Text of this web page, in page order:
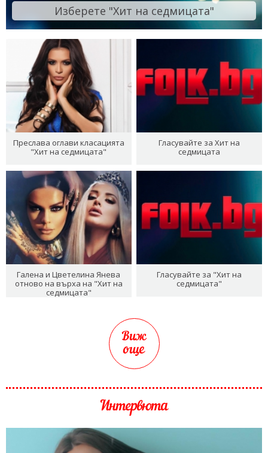
Изберете "Хит на седмицата"
Преслава оглави класацията
"Хит на седмицата"
Гласувайте за Хит на
седмицата
Галена и Цветелина Янева
отново на върха на "Хит на
седмицата"
Гласувайте за "Хит на
седмицата"
Виж
още
Интервюта